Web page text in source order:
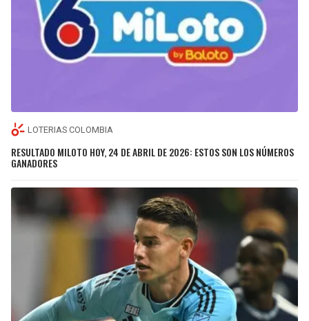
LOTERIAS COLOMBIA
RESULTADO MILOTO HOY, 24 DE ABRIL DE 2026: ESTOS SON LOS NÚMEROS
GANADORES